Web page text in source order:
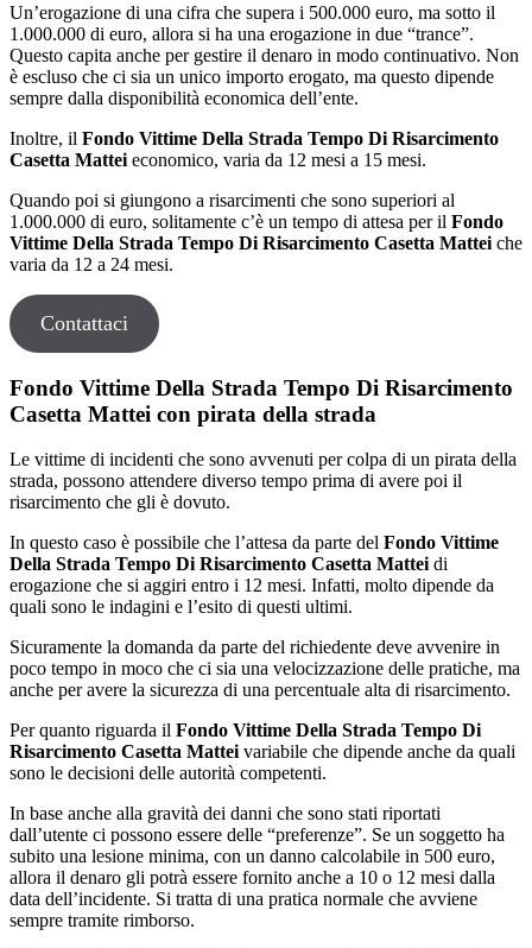
Un’erogazione di una cifra che supera i 500.000 euro, ma sotto il
1.000.000 di euro, allora si ha una erogazione in due “trance”.
Questo capita anche per gestire il denaro in modo continuativo. Non
è escluso che ci sia un unico importo erogato, ma questo dipende
sempre dalla disponibilità economica dell’ente.
Inoltre, il Fondo Vittime Della Strada Tempo Di Risarcimento
Casetta Mattei economico, varia da 12 mesi a 15 mesi.
Quando poi si giungono a risarcimenti che sono superiori al
1.000.000 di euro, solitamente c’è un tempo di attesa per il Fondo
Vittime Della Strada Tempo Di Risarcimento Casetta Mattei che
varia da 12 a 24 mesi.
Contattaci
Fondo Vittime Della Strada Tempo Di Risarcimento
Casetta Mattei con pirata della strada
Le vittime di incidenti che sono avvenuti per colpa di un pirata della
strada, possono attendere diverso tempo prima di avere poi il
risarcimento che gli è dovuto.
In questo caso è possibile che l’attesa da parte del Fondo Vittime
Della Strada Tempo Di Risarcimento Casetta Mattei di
erogazione che si aggiri entro i 12 mesi. Infatti, molto dipende da
quali sono le indagini e l’esito di questi ultimi.
Sicuramente la domanda da parte del richiedente deve avvenire in
poco tempo in moco che ci sia una velocizzazione delle pratiche, ma
anche per avere la sicurezza di una percentuale alta di risarcimento.
Per quanto riguarda il Fondo Vittime Della Strada Tempo Di
Risarcimento Casetta Mattei variabile che dipende anche da quali
sono le decisioni delle autorità competenti.
In base anche alla gravità dei danni che sono stati riportati
dall’utente ci possono essere delle “preferenze”. Se un soggetto ha
subito una lesione minima, con un danno calcolabile in 500 euro,
allora il denaro gli potrà essere fornito anche a 10 o 12 mesi dalla
data dell’incidente. Si tratta di una pratica normale che avviene
sempre tramite rimborso.